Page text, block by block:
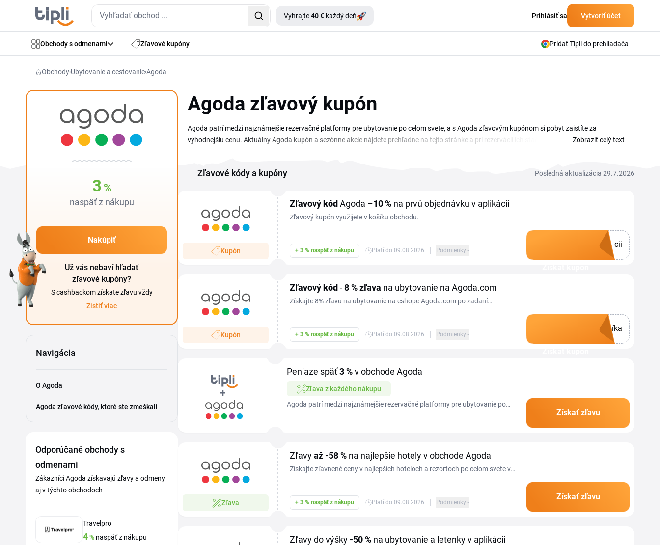
Vyhrajte40 € každý deň Prihlásiť sa Vytvoriť účet
Obchody s odmenami Zľavové kupóny Pridať Tipli do prehliadača
Obchody Ubytovanie a cestovanieAgoda
3 %
naspäť z nákupu
Nakúpiť
Už vás nebaví hľadať
zľavové kupóny?
S cashbackom získate zľavu vždy
Zistiť viac
Navigácia
O Agoda
Agoda zľavové kódy, ktoré ste zmeškali
Odporúčané obchody s
odmenami
Zákazníci Agoda získavajú zľavy a odmeny
aj v týchto obchodoch
Travelpro
4% naspäť z nákupu
Agoda zľavový kupón
Agoda patrí medzi najznámejšie rezervačné platformy pre ubytovanie po celom svete, a s Agoda zľavovým kupónom si pobyt zaistíte za
výhodnejšiu cenu. Aktuálny Agoda kupón a sezónne akcie nájdete prehľadne na tejto stránke a pri rezervácii ich stačí vložiť do poľa pre zľavový
predĺženia pobytu alebo hotela s lepšou polohou.
Zobraziť celý text
Zľavové kódy a kupóny Posledná aktualizácia 29.7.2026
Kupón
Zľavový kód Agoda –10 % na prvú objednávku v aplikácii
Zľavový kupón využijete v košíku obchodu.
+ 3 % naspäť z nákupu Platí do 09.08.2026 | Podmienky
cii
Kupón
Zľavový kód -8 %zľava na ubytovanie na Agoda.com
Získajte 8% zľavu na ubytovanie na eshope Agoda.com po zadaní
objednávky musí byť 102 €.
+ 3 % naspäť z nákupu Platí do 09.08.2026 | Podmienky
íka
Peniaze späť3 %v obchode Agoda
Zľava z každého nákupu
Agoda patrí medzi najznámejšie rezervačné platformy pre ubytovanie po
Získať zľavu
Zľava
Zľavyaž -58 % na najlepšie hotely v obchode Agoda
Získajte zľavnené ceny v najlepších hoteloch a rezortoch po celom svete v
+ 3 % naspäť z nákupu Platí do 09.08.2026 | Podmienky
Získať zľavu
Zľavy do výšky -50 % na ubytovanie a letenky v aplikácii